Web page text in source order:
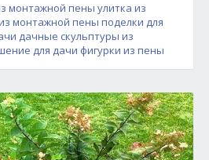
монтажной пены улитка из
монтажной пены поделки для
дачные скульптуры из
для дачи фигурки из пены